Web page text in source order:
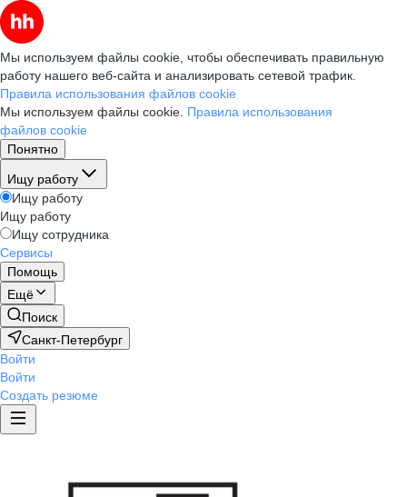
Мы используем файлы cookie, чтобы обеспечивать правильную
работу нашего веб-сайта и анализировать сетевой трафик.
Правила использования файлов cookie
Мы используем файлы cookie. Правила использования
файлов cookie
Понятно
Ищу работу
Ищу работу
Ищу работу
Ищу сотрудника
Сервисы
Помощь
Ещё
Поиск
Санкт-Петербург
Войти
Войти
Создать резюме